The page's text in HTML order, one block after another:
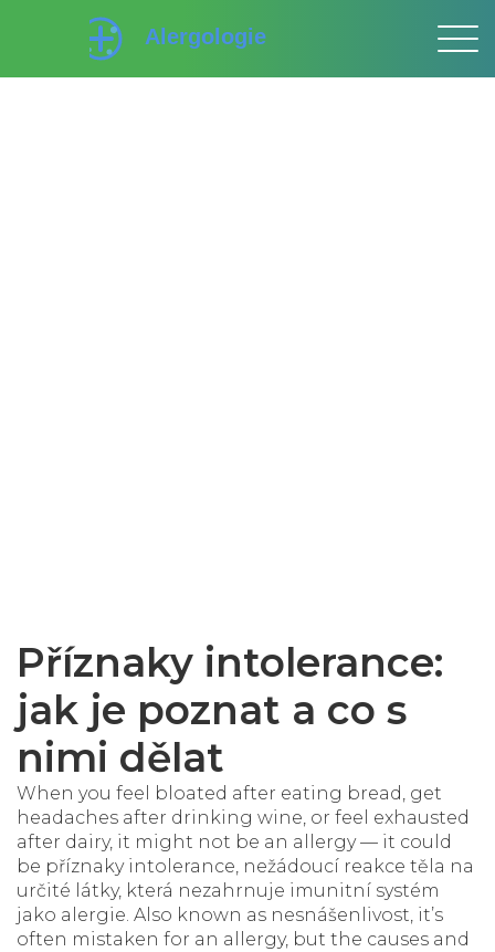
Příznaky intolerance:
jak je poznat a co s
nimi dělat
When you feel bloated after eating bread, get
headaches after drinking wine, or feel exhausted
after dairy, it might not be an allergy — it could
be příznaky intolerance, nežádoucí reakce těla na
určité látky, která nezahrnuje imunitní systém
jako alergie. Also known as nesnášenlivost, it’s
often mistaken for an allergy, but the causes and